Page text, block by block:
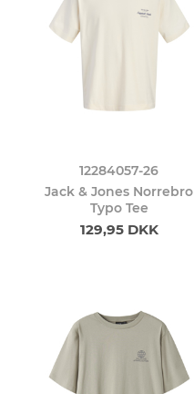
12284057-26
Jack & Jones Norrebro
Typo Tee
129,95 DKK